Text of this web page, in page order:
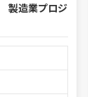
製造業プロジ